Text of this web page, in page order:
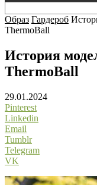
Образ Гардероб
ThermoBall
История
ThermoBall
29.01.2024
Pinterest
Linkedin
Email
Tumblr
Telegram
VK